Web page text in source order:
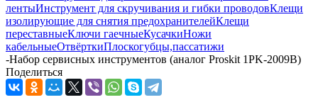
лентыИнструмент для скручивания и гибки проводовКлещи
изолирующие для снятия предохранителейКлещи
переставныеКлючи гаечныеКусачкиНожи
кабельныеОтвёрткиПлоскогубцы,пассатижи
-Набор сервисных инструментов (аналог Proskit 1PK-2009B)
Поделиться